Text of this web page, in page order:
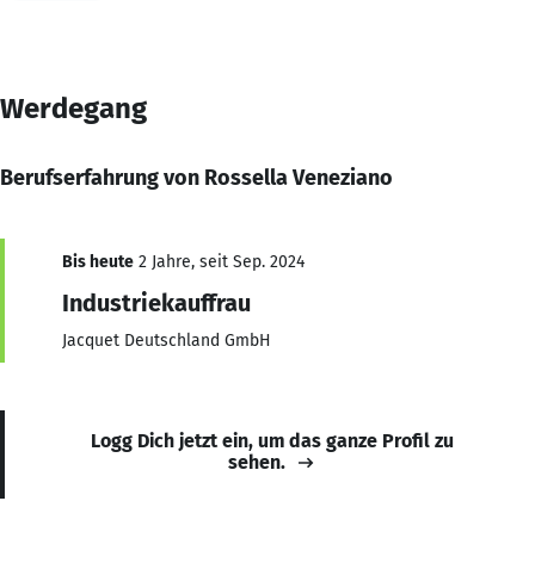
Werdegang
Berufserfahrung von Rossella Veneziano
Bis heute 2 Jahre, seit Sep. 2024
Industriekauffrau
Jacquet Deutschland GmbH
Logg Dich jetzt ein, um das ganze Profil zu
sehen.